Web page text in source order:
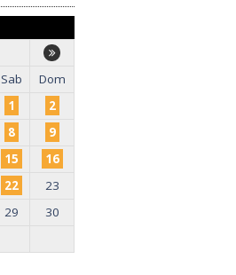
Sab
Dom
1
2
8
9
15
16
22
23
29
30